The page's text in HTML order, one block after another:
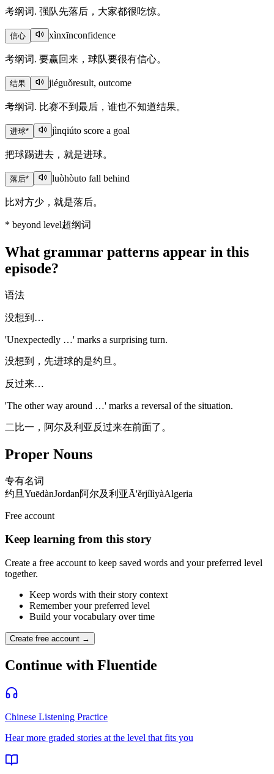
考纲词. 强队先落后，大家都很吃惊。
信心 xìnxīnconfidence
考纲词. 要赢回来，球队要很有信心。
结果 jiéguǒresult, outcome
考纲词. 比赛不到最后，谁也不知道结果。
进球* jìnqiúto score a goal
把球踢进去，就是进球。
落后* luòhòuto fall behind
比对方少，就是落后。
* beyond level超纲词
What grammar patterns appear in this
episode?
语法
没想到…
'Unexpectedly …' marks a surprising turn.
没想到，先进球的是约旦。
反过来…
'The other way around …' marks a reversal of the situation.
二比一，阿尔及利亚反过来在前面了。
Proper Nouns
专有名词
约旦YuēdànJordan阿尔及利亚Ā'ěrjílìyàAlgeria
Free account
Keep learning from this story
Create a free account to keep saved words and your preferred level
together.
Keep words with their story context
Remember your preferred level
Build your vocabulary over time
Create free account →
Continue with Fluentide
Chinese Listening Practice
Hear more graded stories at the level that fits you